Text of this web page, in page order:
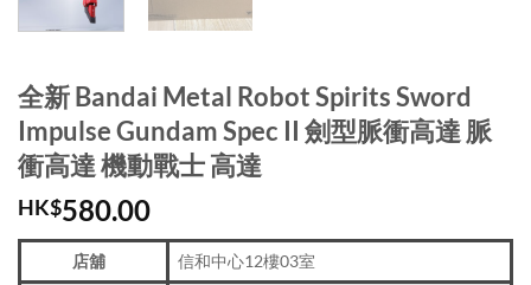
全新 Bandai Metal Robot Spirits Sword
Impulse Gundam Spec II 劍型脈衝高達 脈
衝高達 機動戰士 高達
HK$580.00
店舖 信和中心12樓03室